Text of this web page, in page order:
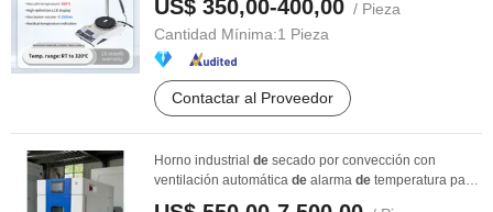
US$ 350,00-400,00 / Pieza
Cantidad Mínima:1 Pieza
Contactar al Proveedor
Horno industrial de secado por convección con
ventilación automática de alarma de temperatura para